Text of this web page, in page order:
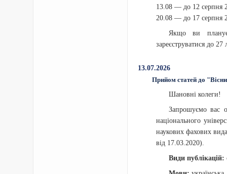
13.08 — до 12 серпня
20.08 — до 17 серпня
Якщо ви
зареєструватися до
13.07.2026
Прийом статей до
Шановні колеги!
Запрошуємо вас
національного
наукових фахових
від 17.03.2020).
Види публікацій: